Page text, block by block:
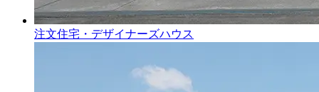
注文住宅・デザイナーズハウス